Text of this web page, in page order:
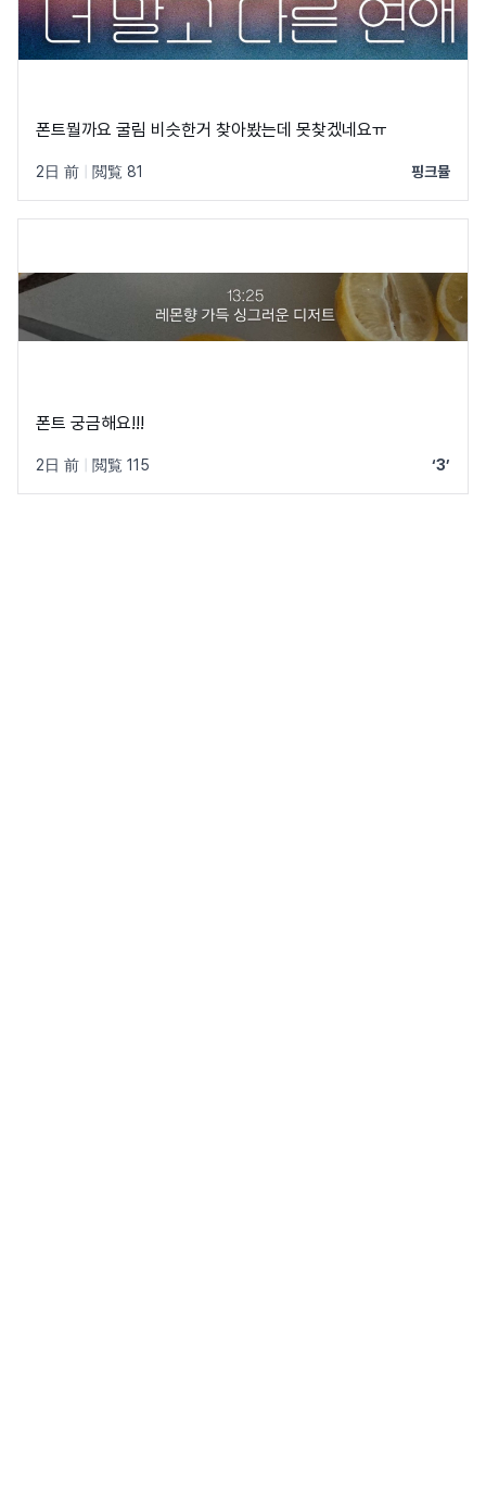
폰트뭘까요 굴림 비슷한거 찾아봤는데 못찾겠네요ㅠ
2日 前 閲覧 81 핑크뮬
폰트 궁금해요!!!
2日 前 閲覧 115 ‘3’